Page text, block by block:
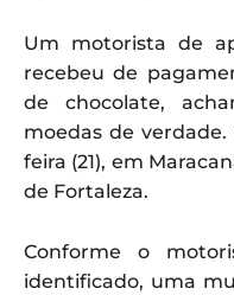
Um motorista de
recebeu de
de chocolate,
moedas de
feira (21), em
de Fortaleza.
Conforme o
identificado, uma